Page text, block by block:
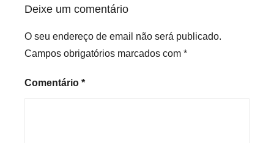
Deixe um comentário
O seu endereço de email não será publicado.
Campos obrigatórios marcados com *
Comentário *